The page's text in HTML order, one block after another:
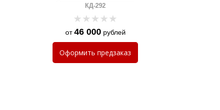
КД-292
от46 000рублей
Оформить предзаказ